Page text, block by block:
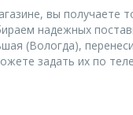
вы получаете
надежных
(Вологда),
задать их по